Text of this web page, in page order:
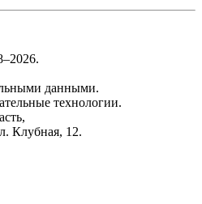
данными.
технологии.
Клубная, 12.